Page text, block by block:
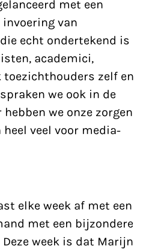
met een
van
echt ondertekend is
academici,
toezichthouders zelf en
we ook in de
hebben we onze zorgen
heel veel voor media-
elke week af met een
met een bijzondere
week is dat Marijn